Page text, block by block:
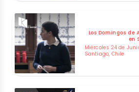
Los Domingos de
en
Miércoles 24 de
Santiago, Chile